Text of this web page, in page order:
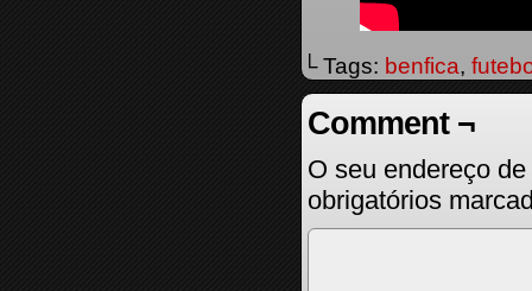
└ Tags: benfica,
Comment ¬
O seu endereço
obrigatórios